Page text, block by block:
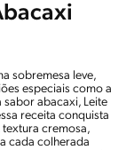
sobremesa leve,
especiais como a
sabor abacaxi, Leite
receita conquista
cremosa,
cada colherada